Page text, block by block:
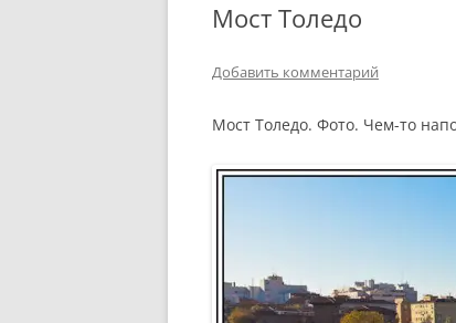
Мост Толедо
Добавить комментарий
Мост Толедо. Фото. Чем-то